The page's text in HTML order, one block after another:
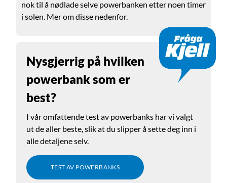
nok til å nødlade selve powerbanken etter noen timer
i solen. Mer om disse nedenfor.
Nysgjerrig på hvilken
powerbank som er
best?
I vår omfattende test av powerbanks har vi valgt
ut de aller beste, slik at du slipper å sette deg inn i
alle detaljene selv.
TEST AV POWERBANKS